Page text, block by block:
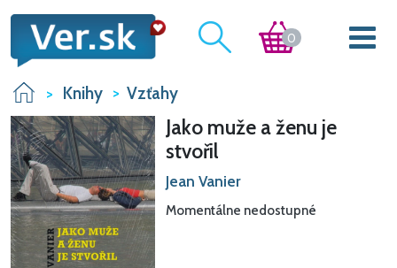
0
Knihy Vzťahy
Jako muže a ženu je
stvořil
Jean Vanier
Momentálne nedostupné